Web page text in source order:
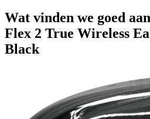
Wat vinden we goed
Flex 2 True Wireless
Black